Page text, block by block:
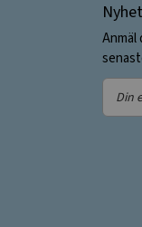
Anmäl
Din
e-